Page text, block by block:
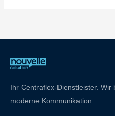
Ihr Centraflex-Dienstleister.
moderne Kommunikation.